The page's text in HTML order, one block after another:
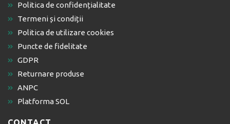
Politica de confidențialitate
Termeni și condiții
Politica de utilizare cookies
Puncte de fidelitate
GDPR
Returnare produse
ANPC
Platforma SOL